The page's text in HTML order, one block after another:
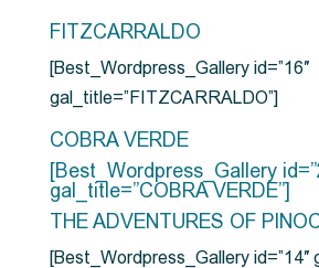
FITZCARRALDO
[Best_Wordpress_Gallery id=”16″
gal_title=”FITZCARRALDO”]
COBRA VERDE
[Best_Wordpress_Gallery
gal_title=”COBRA VERDE”]
THE ADVENTURES OF
[Best_Wordpress_Gallery id=”14″